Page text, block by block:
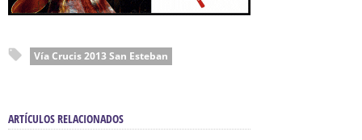
Vía Crucis 2013 San Esteban
ARTÍCULOS RELACIONADOS